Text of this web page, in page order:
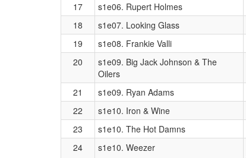
17
s1e06. Rupert Holmes
18
s1e07. Looking Glass
19
s1e08. Frankie Valli
20
s1e09. Big Jack Johnson & The
Oilers
21 s1e09. Ryan Adams
22
s1e10. Iron & Wine
23
s1e10. The Hot Damns
24
s1e10. Weezer